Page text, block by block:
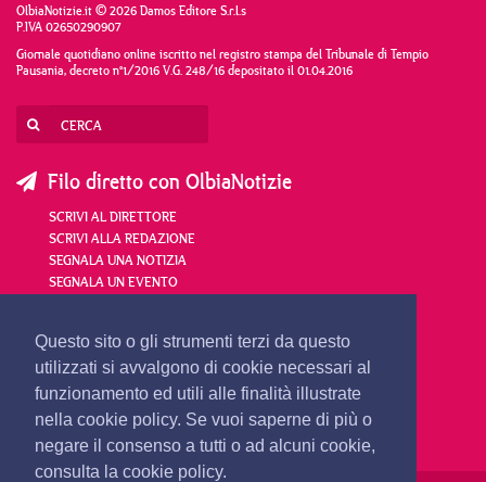
Questo sito o gli strumenti terzi da questo
utilizzati si avvalgono di cookie necessari al
funzionamento ed utili alle finalità illustrate
nella cookie policy. Se vuoi saperne di più o
negare il consenso a tutti o ad alcuni cookie,
consulta la cookie policy.
OlbiaNotizie.it © 2026 Damos Editore S.r.l.s
P.IVA 02650290907
Giornale quotidiano online iscritto nel registro stampa del Tribunale di Tempio
Pausania, decreto n°1/2016 V.G. 248/16 depositato il 01.04.2016
Filo diretto con OlbiaNotizie
SCRIVI AL DIRETTORE
SCRIVI ALLA REDAZIONE
SEGNALA UNA NOTIZIA
SEGNALA UN EVENTO
redazione@olbianotizie.it